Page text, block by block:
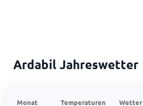
Ardabil Jahreswetter
Monat Temperaturen Wetter